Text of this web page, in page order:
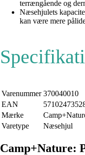
terrængående og
Næsehjulets
kan være mere
Varenummer 370040010
EAN
Mærke
Varetype
Næsehjul
Camp+Nature: